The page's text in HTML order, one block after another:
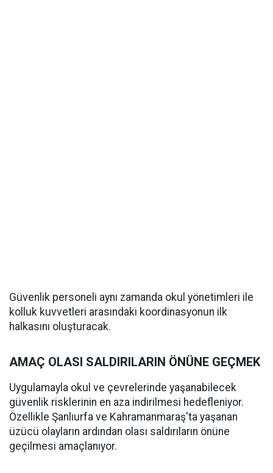
Güvenlik personeli aynı zamanda okul yönetimleri ile
kolluk kuvvetleri arasındaki koordinasyonun ilk
halkasını oluşturacak.
AMAÇ OLASI SALDIRILARIN ÖNÜNE GEÇMEK
Uygulamayla okul ve çevrelerinde yaşanabilecek
güvenlik risklerinin en aza indirilmesi hedefleniyor.
Özellikle Şanlıurfa ve Kahramanmaraş'ta yaşanan
üzücü olayların ardından olası saldırıların önüne
geçilmesi amaçlanıyor.